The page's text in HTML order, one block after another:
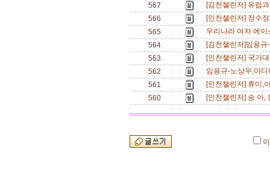
567
[김천챌린저] 유럽
566
[인천챌린저] 장수
565
우리나라 여자 에
564
[김천챌린저]임용
563
[인천챌린저] 국가
562
임용규-노상우,아
561
[인천챌린저] 류미,
560
[인천챌린저] 송 아